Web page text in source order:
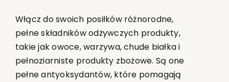
Włącz do swoich posiłków różnorodne,
pełne składników odżywczych produkty,
takie jak owoce, warzywa, chude białka i
pełnoziarniste produkty zbożowe. Są one
pełne antyoksydantów, które pomagają